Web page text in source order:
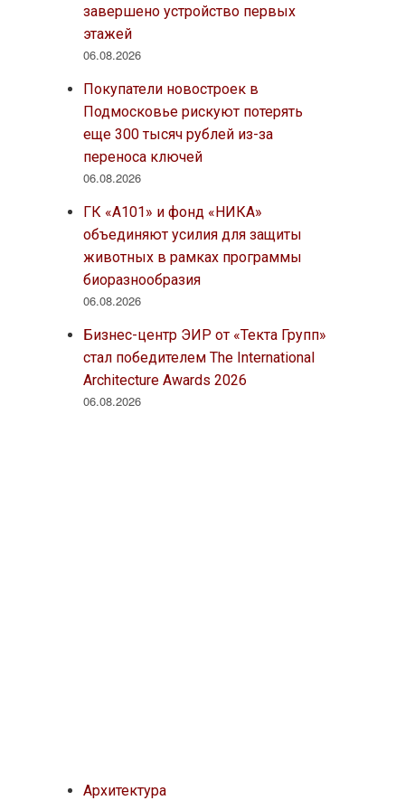
завершено устройство первых
этажей
06.08.2026
Покупатели новостроек в
Подмосковье рискуют потерять
еще 300 тысяч рублей из-за
переноса ключей
06.08.2026
ГК «А101» и фонд «НИКА»
объединяют усилия для защиты
животных в рамках программы
биоразнообразия
06.08.2026
Бизнес-центр ЭИР от «Текта Групп»
стал победителем The International
Architecture Awards 2026
06.08.2026
Архитектура